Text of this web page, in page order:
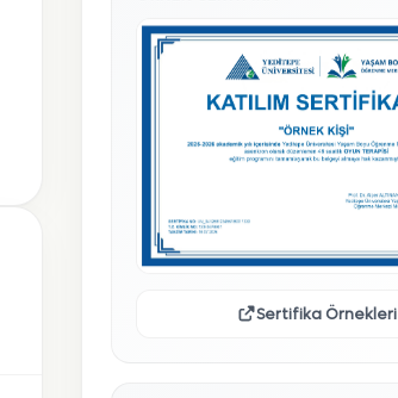
Sertifika Örnekleri